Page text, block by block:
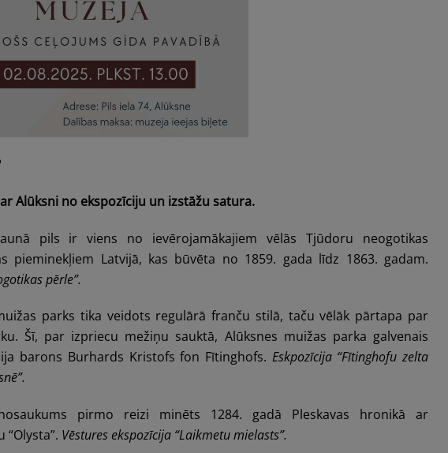
Alūksni no ekspozīciju un izstāžu satura.
pils ir viens no ievērojamākajiem vēlās Tjūdoru neogotikas
pieminekļiem Latvijā, kas būvēta no 1859. gada līdz 1863. gadam.
pērle”.
parks tika veidots regulārā franču stilā, taču vēlāk pārtapa par
Šī, par izpriecu mežiņu sauktā, Alūksnes muižas parka galvenais
barons Burhards Kristofs fon Fītinghofs. Eskpozīcija “Fītinghofu zelta
pirmo reizi minēts 1284. gadā Pleskavas hronikā ar
“Olysta”. Vēstures ekspozīcija “Laikmetu mielasts”.